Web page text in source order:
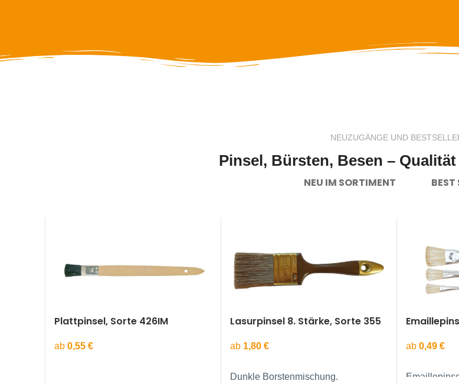
NEUZUGÄNGE UND
Pinsel, Bürsten, Besen –
NEU IM SORTIMENT BEST
Plattpinsel, Sorte 426IM
ab 0,55 €
Lasurpinsel 8. Stärke, Sorte 355
ab 1,80 €
Dunkle Borstenmischung.
ab 0,49 €